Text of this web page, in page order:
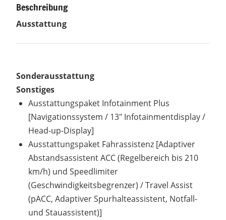
Beschreibung
Ausstattung
Sonderausstattung
Sonstiges
Ausstattungspaket Infotainment Plus
[Navigationssystem / 13" Infotainmentdisplay /
Head-up-Display]
Ausstattungspaket Fahrassistenz [Adaptiver
Abstandsassistent ACC (Regelbereich bis 210
km/h) und Speedlimiter
(Geschwindigkeitsbegrenzer) / Travel Assist
(pACC, Adaptiver Spurhalteassistent, Notfall-
und Stauassistent)]